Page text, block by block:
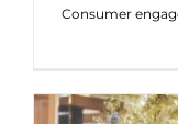
Consumer